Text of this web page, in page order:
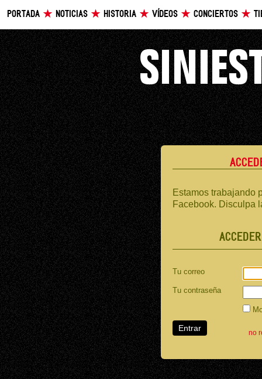
PORTADA NOTICIAS HISTORIA VÍDEOS CONCIERTOS
Estamos trabajando
Facebook. Disculpa
Tu correo
Tu contraseña
no